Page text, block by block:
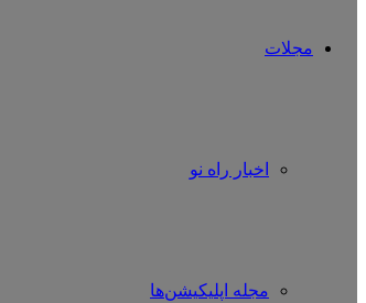
مجلات
اخبار راه نو
مجله اپلیکیشن‌ها